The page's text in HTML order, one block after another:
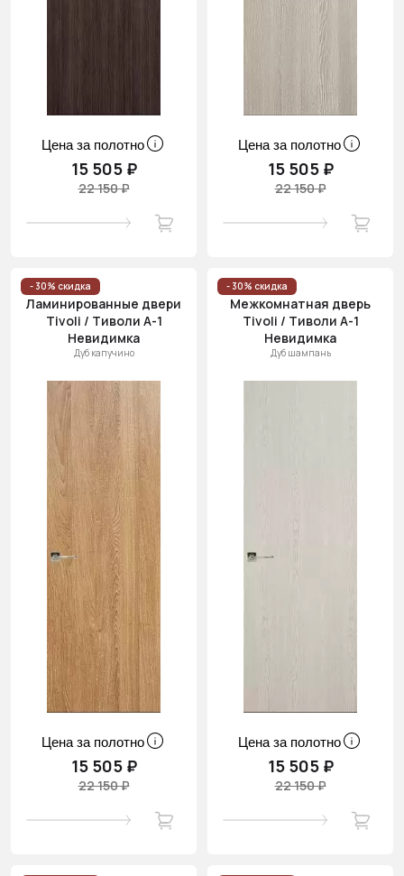
Цена за полотно
15 505 ₽
22 150 ₽
Цена за полотно
15 505 ₽
22 150 ₽
- 30% скидка
Ламинированные двери
Tivoli / Тиволи А-1
Невидимка
Дуб капучино
Цена за полотно
15 505 ₽
22 150 ₽
- 30% скидка
Межкомнатная дверь
Tivoli / Тиволи А-1
Невидимка
Дуб шампань
Цена за полотно
15 505 ₽
22 150 ₽